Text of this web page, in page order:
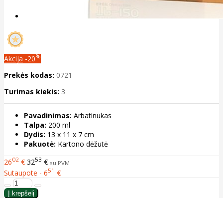
Akcija -20%
Prekės kodas: 0721
Turimas kiekis: 3
Pavadinimas: Arbatinukas
Talpa: 200 ml
Dydis: 13 x 11 x 7 cm
Pakuotė: Kartono dėžutė
2602 € 3253 € su PVM
Sutaupote - 651 €